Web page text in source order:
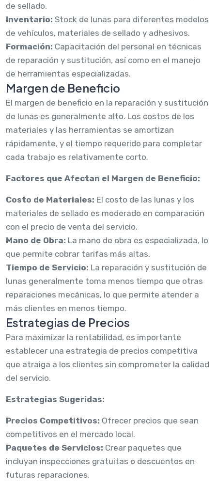
de sellado.
Inventario: Stock de lunas para diferentes modelos
de vehículos, materiales de sellado y adhesivos.
Formación: Capacitación del personal en técnicas
de reparación y sustitución, así como en el manejo
de herramientas especializadas.
Margen de Beneficio
El margen de beneficio en la reparación y sustitución
de lunas es generalmente alto. Los costos de los
materiales y las herramientas se amortizan
rápidamente, y el tiempo requerido para completar
cada trabajo es relativamente corto.
Factores que Afectan el Margen de Beneficio:
Costo de Materiales: El costo de las lunas y los
materiales de sellado es moderado en comparación
con el precio de venta del servicio.
Mano de Obra: La mano de obra es especializada, lo
que permite cobrar tarifas más altas.
Tiempo de Servicio: La reparación y sustitución de
lunas generalmente toma menos tiempo que otras
reparaciones mecánicas, lo que permite atender a
más clientes en menos tiempo.
Estrategias de Precios
Para maximizar la rentabilidad, es importante
establecer una estrategia de precios competitiva
que atraiga a los clientes sin comprometer la calidad
del servicio.
Estrategias Sugeridas:
Precios Competitivos: Ofrecer precios que sean
competitivos en el mercado local.
Paquetes de Servicios: Crear paquetes que
incluyan inspecciones gratuitas o descuentos en
futuras reparaciones.